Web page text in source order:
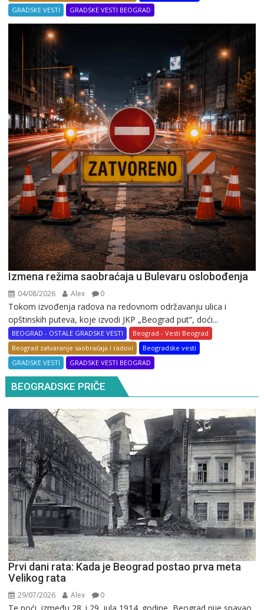
GRADSKE VESTI
GRADSKE VESTI BEOGRAD
Izmena režima saobraćaja u Bulevaru oslobođenja
04/08/2026 Alex 0
Tokom izvođenja radova na redovnom održavanju ulica i
opštinskih puteva, koje izvodi JKP „Beograd put“, doći...
BEOGRAD - OSTALE GRADSKE VESTI
Beograd - Vesti Beograd
Beograd zatvaranje saobraćaja i radovi
Beogradske vesti
GRADSKE VESTI
GRADSKE VESTI BEOGRAD
BEOGRADSKE PRIČE
Prvi dani rata: Kada je Beograd postao prva meta
Velikog rata
29/07/2026 Alex 0